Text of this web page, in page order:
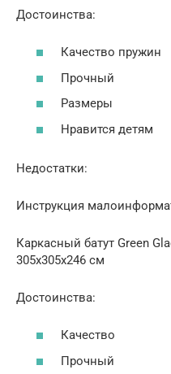
Достоинства:
Качество пружин
Прочный
Размеры
Нравится детям
Недостатки:
Инструкция
Каркасный батут Green
305х305х246 см
Достоинства:
Качество
Прочный